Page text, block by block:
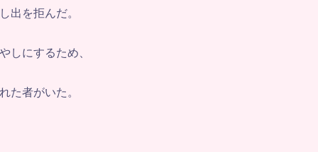
出を拒んだ。
しにするため、
た者がいた。